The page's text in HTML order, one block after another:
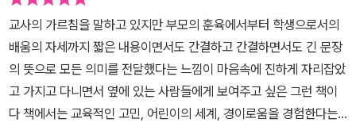
면서도 무슨 소용이 있어 하는 회의를 갖고 있었다. 내가 뭘가르치고
있는지 더이 상 알지 못하기 때문이었다. 가장 기억에 남는 문장.. 그
래서 우리는 어머니 , 아버지, 교사로서 부족하다는 죄의식을 가질 수
밖에 없다. 하지만.. 어린이는 천부적으로 용서할 줄 안다. 부족함이
있지만 교사와 부모들은 아이들을 지켜보고 함께 있으며 학생은 그런
부모와 교사를 경험하고 성장하는 것이다. 그러나.. 중요한것은..나의
교사의 가르침을 말하고 있지만 부모의 훈육에서부터 학생으로서의
배움의 자세까지 짧은 내용이면서도 간결하고 간결하면서도 긴 문장
의 뜻으로 모든 의미를 전달했다는 느낌이 마음속에 진하게 자리잡았
고 가지고 다니면서 옆에 있는 사람들에게 보여주고 싶은 그런 책이
다 책에서는 교육적인 고민, 어린이의 세계, 경이로움을 경험한다는